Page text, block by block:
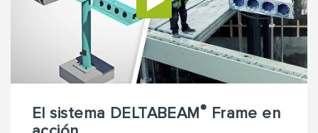
El sistema DELTABEAM® Frame en